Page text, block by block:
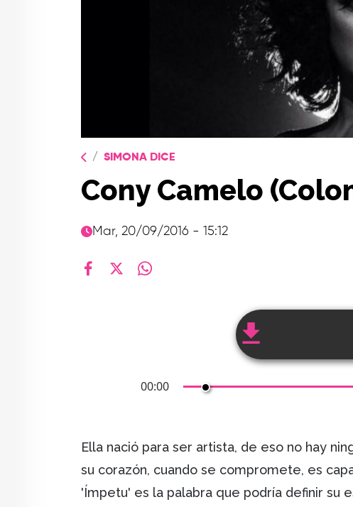
SIMONA DICE
Cony Camelo
Mar, 20/09/2016 - 15:12
00:00
Ella nació para ser artista, de eso no hay
su corazón, cuando se compromete, es
'Ímpetu' es la palabra que podría definir su